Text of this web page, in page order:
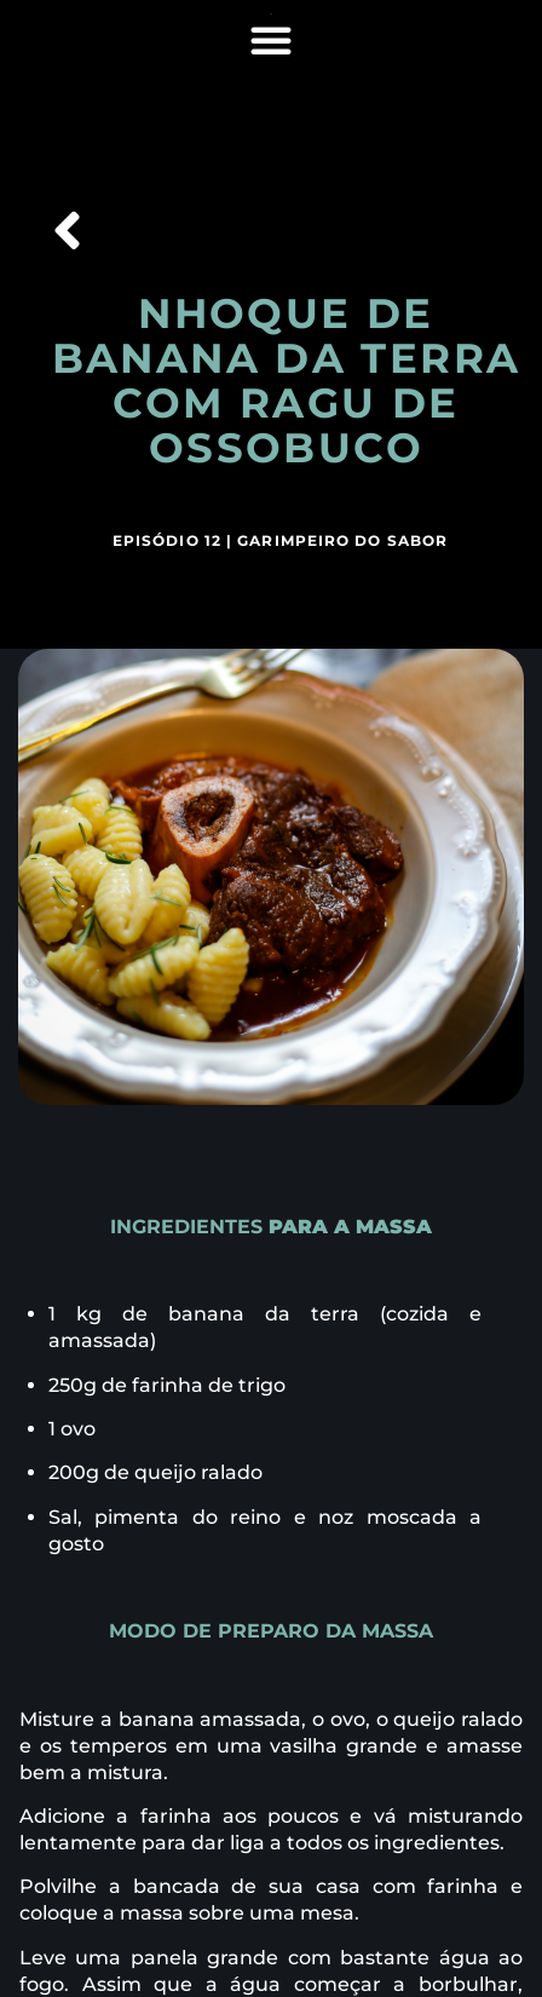
NHOQUE DE
BANANA DA TERRA
COM RAGU DE
OSSOBUCO
EPISÓDIO 12 |GARIMPEIRO DO SABOR
INGREDIENTES PARA A MASSA
1 kg de banana da terra (cozida e
amassada)
250g de farinha de trigo
1 ovo
200g de queijo ralado
Sal, pimenta do reino e noz moscada a
gosto
MODO DE PREPARO DA MASSA
Misture a banana amassada, o ovo, o queijo ralado
e os temperos em uma vasilha grande e amasse
bem a mistura.
Adicione a farinha aos poucos e vá misturando
lentamente para dar liga a todos os ingredientes.
Polvilhe a bancada de sua casa com farinha e
coloque a massa sobre uma mesa.
Leve uma panela grande com bastante água ao
fogo. Assim que a água começar a borbulhar,